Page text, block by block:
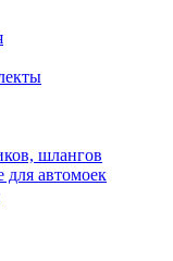
шлангов
автомоек